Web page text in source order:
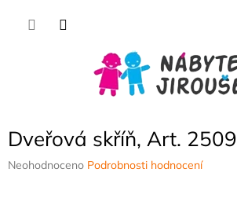
Dveřová skříň, Art. 2509
Průměrné
Neohodnoceno Podrobnosti hodnocení